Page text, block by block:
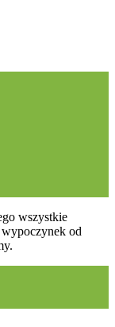
wszystkie
od